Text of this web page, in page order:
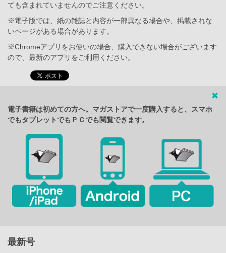
ても含まれていませんのでご注意ください。
※電子版では、紙の雑誌と内容が一部異なる場合や、掲載されな
いページがある場合があります。
※Chromeアプリをお使いの場合、購入できない場合がございます
ので、最新のアプリをご利用ください。
電子書籍は初めての方へ。マガストアで一度購入すると、スマホ
でもタブレットでもＰＣでも閲覧できます。
最新号